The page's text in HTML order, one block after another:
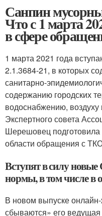
Санпин
Что с 1 марта
в сфере
1 марта 2021 года
2.1.3684-21, в которых
санитарно-
содержанию городских
водоснабжению,
Экспертного совета
Шерешовец подготовила
области обращения с
Вступят в силу
нормы, в том числе в
В новом выпуске
сбываются» его